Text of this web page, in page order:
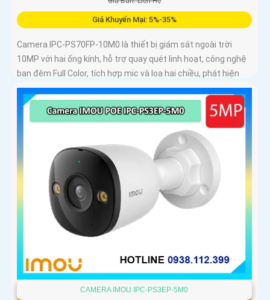
Giá Khuyến Mại: 5%-35%
Camera IPC-PS70FP-10M0 là thiết bị giám sát ngoài trời
10MP với hai ống kính, hỗ trợ quay quét linh hoạt, công nghệ
ban đêm Full Color, tích hợp mic và loa hai chiều, phát hiện
con người và phương tiện, phù hợp lắp đặt cho gia đình, cửa
hàng và văn phòng
CAMERA IMOU IPC-PS3EP-5M0